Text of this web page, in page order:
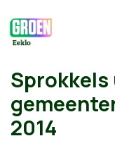
Sprokkels
2014